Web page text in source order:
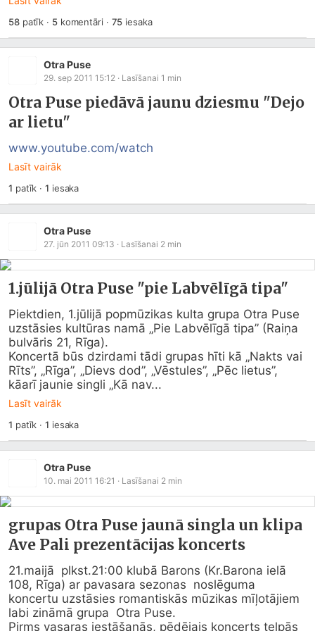
58patīk · 5komentāri · 75 iesaka
Otra Puse
29. sep 2011 15:12 · Lasīšanai 1 min
Otra Puse piedāvā jaunu dziesmu "Dejo
ar lietu"
www.youtube.com/watch
Lasīt vairāk
1 patīk ·1 iesaka
Otra Puse
27. jūn 2011 09:13 · Lasīšanai 2 min
1.jūlijā Otra Puse "pie Labvēlīgā tipa"
Piektdien, 1.jūlijā popmūzikas kulta grupa Otra Puse
uzstāsies kultūras namā „Pie Labvēlīgā tipa” (Raiņa
bulvāris 21, Rīga).
Koncertā būs dzirdami tādi grupas hīti kā „Nakts vai
Rīts”, „Rīga”, „Dievs dod”, „Vēstules”, „Pēc lietus”,
kāarī jaunie singli „Kā nav...
Lasīt vairāk
1 patīk ·1 iesaka
Otra Puse
10. mai 2011 16:21 · Lasīšanai 2 min
grupas Otra Puse jaunā singla un klipa
Ave Pali prezentācijas koncerts
21.maijā  plkst.21:00 klubā Barons (Kr.Barona ielā
108, Rīga) ar pavasara sezonas  noslēguma
koncertu uzstāsies romantiskās mūzikas mīļotājiem
labi zināmā grupa  Otra Puse.
Pirms vasaras iestāšanās, pēdējais koncerts telpās